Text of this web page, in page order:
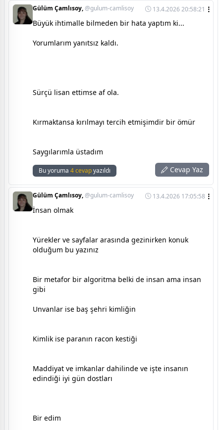
Gülüm Çamlısoy,@gulum-camlisoy 13.4.2026 20:58:21
Büyük ihtimalle bilmeden bir hata yaptım ki...
Yorumlarım yanıtsız kaldı.
Sürçü lisan ettimse af ola.
Kırmaktansa kırılmayı tercih etmişimdir bir ömür
Saygılarımla üstadım
Bu yoruma 4 cevapyazıldı Cevap Yaz
Gülüm Çamlısoy,@gulum-camlisoy 13.4.2026 17:05:58
İnsan olmak
Yürekler ve sayfalar arasında gezinirken konuk
olduğum bu yazınız
Bir metafor bir algoritma belki de insan ama insan
gibi
Unvanlar ise baş şehri kimliğin
Kimlik ise paranın racon kestiği
Maddiyat ve imkanlar dahilinde ve işte insanın
edindiği iyi gün dostları
Bir edim